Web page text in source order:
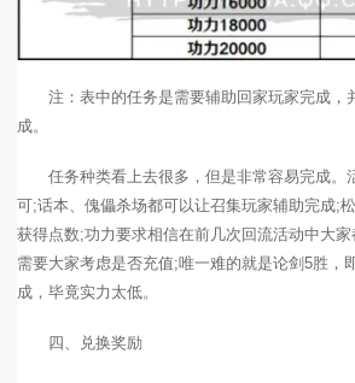
注：表中的任务是需要辅助回家玩家完成，
成。
任务种类看上去很多，但是非常容易完成。
可;话本、傀儡杀场都可以让召集玩家辅助完成;
获得点数;功力要求相信在前几次回流活动中大
需要大家考虑是否充值;唯一难的就是论剑5胜，
成，毕竟实力太低。
四、兑换奖励